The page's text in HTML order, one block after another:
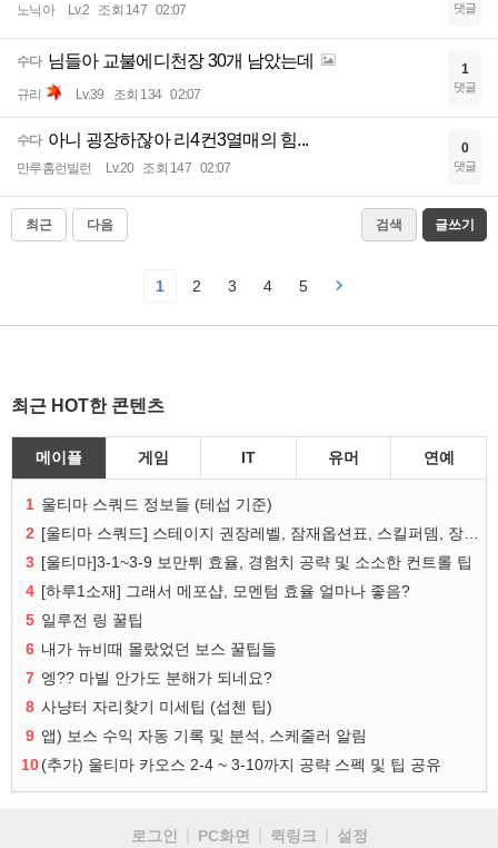
노닉아 Lv.2 조회 147 02:07 댓글
수다 님들아 교불에디천장 30개 남았는데
규리 Lv.39 조회 134 02:07
1
댓글
수다 아니 굉장하잖아 리4컨3열매의 힘...
만루홈런빌런 Lv.20 조회 147 02:07
0
댓글
최근 다음 검색 글쓰기
1 2 3 4 5
최근 HOT한 콘텐츠
메이플 게임 IT 유머 연예
1 울티마 스쿼드 정보들 (테섭 기준)
2
[울티마 스쿼드] 스테이지 권장레벨, 잠재옵션표, 스킬퍼뎀, 장비 리스트 및 능력치 공유
3 [울티마]3-1~3-9 보만튀 효율, 경험치 공략 및 소소한 컨트롤 팁
4 [하루1소재] 그래서 메포샵, 모멘텀 효율 얼마나 좋음?
5 일루전 링 꿀팁
6 내가 뉴비때 몰랐었던 보스 꿀팁들
7 엥?? 마빌 안가도 분해가 되네요?
8 사냥터 자리찾기 미세팁 (섭첸 팁)
9 앱) 보스 수익 자동 기록 및 분석, 스케줄러 알림
10(추가) 울티마 카오스 2-4 ~ 3-10까지 공략 스펙 및 팁 공유
로그인 PC화면 퀵링크 설정